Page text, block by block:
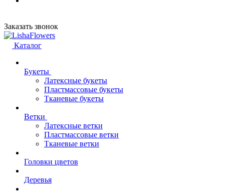
Заказать звонок
Каталог
Букеты
Латексные букеты
Пластмассовые букеты
Тканевые букеты
Ветки
Латексные ветки
Пластмассовые ветки
Тканевые ветки
Головки цветов
Деревья